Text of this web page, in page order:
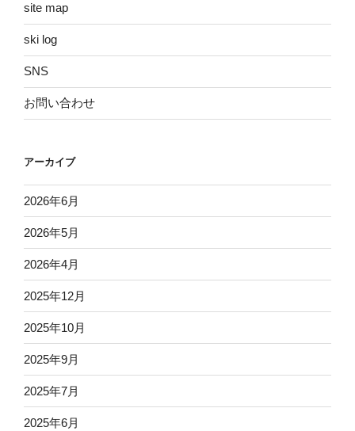
site map
ski log
SNS
お問い合わせ
アーカイブ
2026年6月
2026年5月
2026年4月
2025年12月
2025年10月
2025年9月
2025年7月
2025年6月